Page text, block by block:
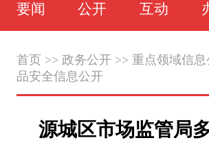
要闻 公开 互动
首页 >> 政务公开>> 重点领域信息
品安全信息公开
源城区市场监管局